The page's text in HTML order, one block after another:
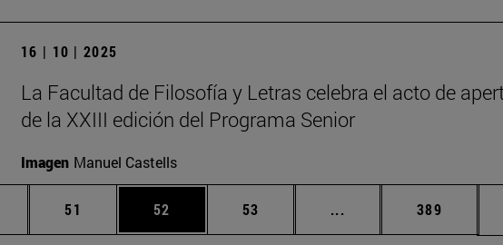
16 | 10 | 2025
La Facultad de Filosofía y Letras celebra el acto de
de la XXIII edición del Programa Senior
Imagen Manuel Castells
Páginas intermedias Use TAB para desplazarse.
Página
51 Página
52 Página
53 ... Páginas intermedias
Página
389